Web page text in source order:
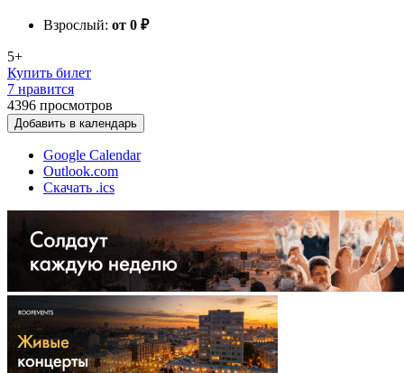
Взрослый: от 0 ₽
5+
Купить билет
7 нравится
4396 просмотров
Добавить в календарь
Google Calendar
Outlook.com
Скачать .ics